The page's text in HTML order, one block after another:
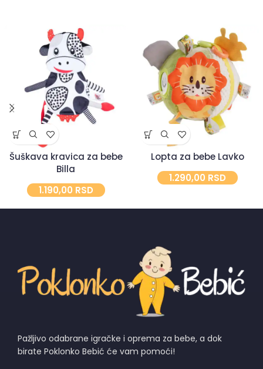
Šuškava kravica za bebe
Billa
1.190,00 RSD
Lopta za bebe Lavko
1.290,00 RSD
Pažljivo odabrane igračke i oprema za bebe, a dok
birate Poklonko Bebić će vam pomoći!